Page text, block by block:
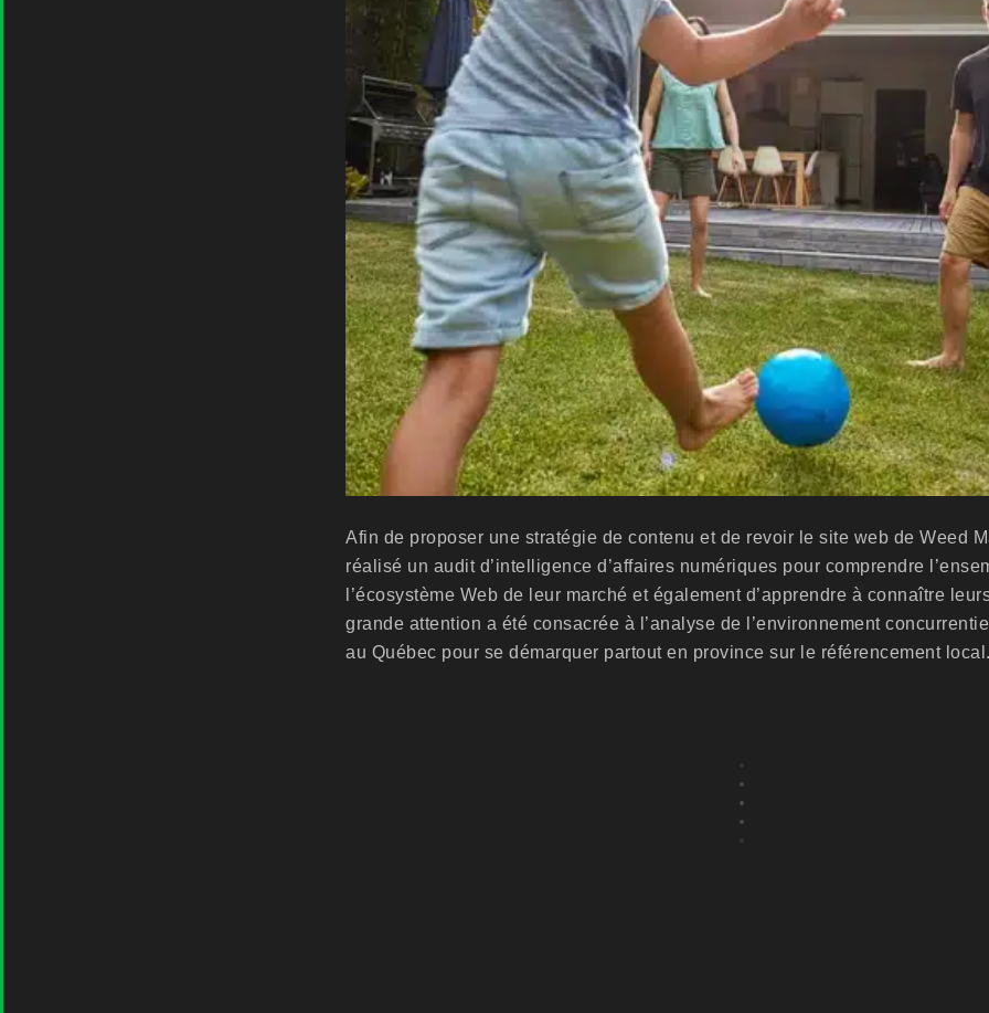
Afin de proposer une stratégie de contenu et de revoir le site web de Weed
réalisé un audit d’intelligence d’affaires numériques pour comprendre
l’écosystème Web de leur marché et également d’apprendre à connaître
grande attention a été consacrée à l’analyse de l’environnement
au Québec pour se démarquer partout en province sur le référencement